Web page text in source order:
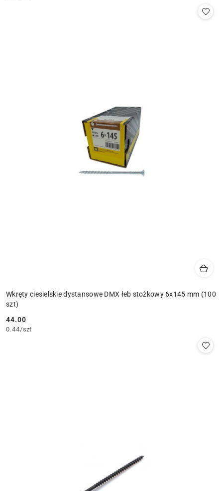
Wkręty ciesielskie dystansowe DMX łeb stożkowy 6x145 mm (100
szt)
Cena:
44.00
0.44/szt